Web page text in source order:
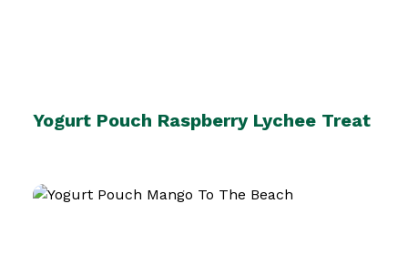
Yogurt Pouch Raspberry Lychee Treat